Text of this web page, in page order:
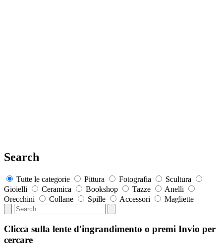
Search
Tutte le categorie Pittura Fotografia
Scultura
Gioielli
Ceramica Bookshop Tazze
Anelli
Orecchini
Collane Spille Accessori Magliette
Clicca sulla lente d'ingrandimento o premi Invio per
cercare